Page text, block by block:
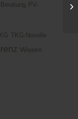
PV-
TKG-Novelle
Wissen